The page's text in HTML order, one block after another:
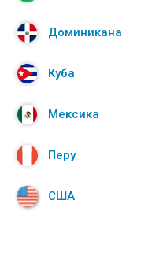
Доминикана
Куба
Мексика
Перу
США